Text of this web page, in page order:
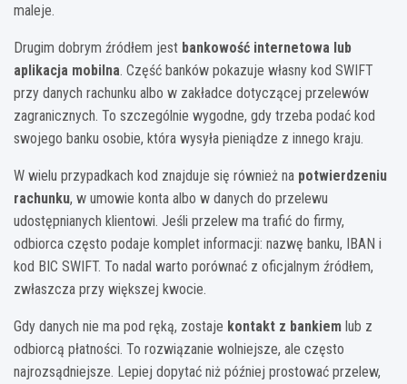
maleje.
Drugim dobrym źródłem jest bankowość internetowa lub
aplikacja mobilna. Część banków pokazuje własny kod SWIFT
przy danych rachunku albo w zakładce dotyczącej przelewów
zagranicznych. To szczególnie wygodne, gdy trzeba podać kod
swojego banku osobie, która wysyła pieniądze z innego kraju.
W wielu przypadkach kod znajduje się również na potwierdzeniu
rachunku, w umowie konta albo w danych do przelewu
udostępnianych klientowi. Jeśli przelew ma trafić do firmy,
odbiorca często podaje komplet informacji: nazwę banku, IBAN i
kod BIC SWIFT. To nadal warto porównać z oficjalnym źródłem,
zwłaszcza przy większej kwocie.
Gdy danych nie ma pod ręką, zostaje kontakt z bankiem lub z
odbiorcą płatności. To rozwiązanie wolniejsze, ale często
najrozsądniejsze. Lepiej dopytać niż później prostować przelew,